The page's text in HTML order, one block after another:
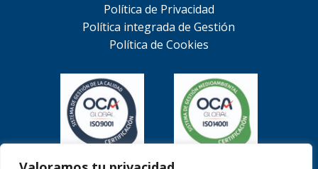
Política de Privacidad
Política integrada de Gestión
Política de Cookies